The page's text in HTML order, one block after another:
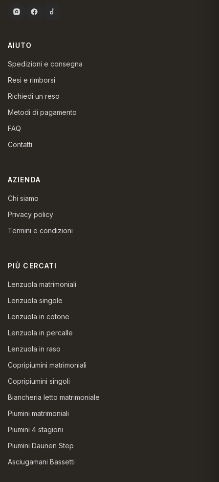
AIUTO
Spedizioni e consegna
Resi e rimborsi
Richiedi un reso
Metodi di pagamento
FAQ
Contatti
AZIENDA
Chi siamo
Privacy policy
Termini e condizioni
PIÙ CERCATI
Lenzuola matrimoniali
Lenzuola singole
Lenzuola in cotone
Lenzuola in percalle
Lenzuola in raso
Copripiumini matrimoniali
Copripiumini singoli
Biancheria letto matrimoniale
Piumini matrimoniali
Piumini 4 stagioni
Piumini Daunen Step
Asciugamani Bassetti